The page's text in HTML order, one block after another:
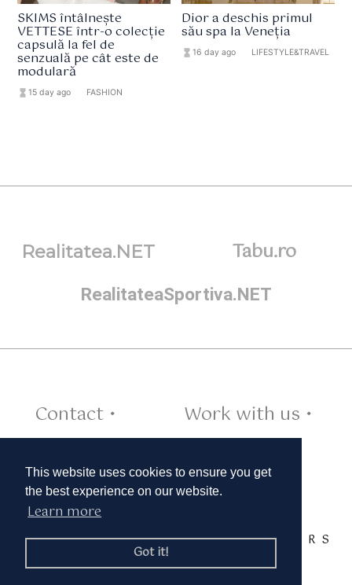
This website uses cookies to ensure you get
the best experience on our website.
Learn more
Got it!
SKIMS întâlnește
VETTESE într-o colecție
capsulă la fel de
senzuală pe cât este de
modulară
hourglass_full15 day ago FASHION
Dior a deschis primul
său spa la Veneția
hourglass_full 16 day ago LIFESTYLE&TRAVEL
Realitatea.NET Tabu.ro
RealitateaSportiva.NET
Contact •
Work with us •
Cookies •
TAGS:A B C D E F G H I J K L M N O R S